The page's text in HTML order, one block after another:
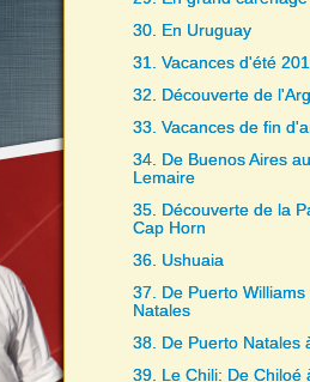
30. En Uruguay
31. Vacances d'été
32. Découverte de
33. Vacances de fin
34. De Buenos Aires
Lemaire
35. Découverte de la
Cap Horn
36. Ushuaia
37. De Puerto Williams
Natales
38. De Puerto Natales
39. Le Chili: De Chiloé